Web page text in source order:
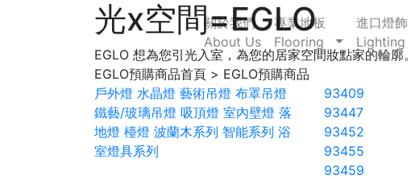
關於我們
About Us
專業地板
Flooring
進口燈飾
Lighting
光x空間=EGLO
EGLO 想為您引光入室，為您的居家空間妝點家的輪廓。
EGLO預購商品首頁 > EGLO預購商品
戶外燈 水晶燈 藝術吊燈 布罩吊燈
鐵藝/玻璃吊燈 吸頂燈 室內壁燈 落
地燈 檯燈 波蘭木系列 智能系列 浴
室燈具系列
93409
93447
93452
93455
93459